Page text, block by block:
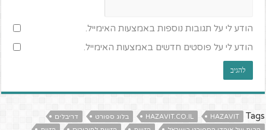
הודע לי על תגובות נוספות באמצעות האימייל.
הודע לי על פוסטים חדשים באמצעות האימייל.
Tags
HAZAVIT
HAZAVIT.CO.IL בלוג ספורט
דריבלים